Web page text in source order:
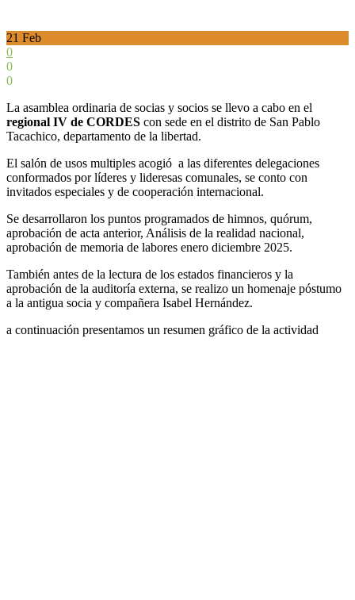
21 Feb
0
0
0
La asamblea ordinaria de socias y socios se llevo a cabo en el
regional IV de CORDES con sede en el distrito de San Pablo
Tacachico, departamento de la libertad.
El salón de usos multiples acogió a las diferentes delegaciones
conformados por líderes y lideresas comunales, se conto con
invitados especiales y de cooperación internacional.
Se desarrollaron los puntos programados de himnos, quórum,
aprobación de acta anterior, Análisis de la realidad nacional,
aprobación de memoria de labores enero diciembre 2025.
También antes de la lectura de los estados financieros y la
aprobación de la auditoría externa, se realizo un homenaje póstumo
a la antigua socia y compañera Isabel Hernández.
a continuación presentamos un resumen gráfico de la actividad